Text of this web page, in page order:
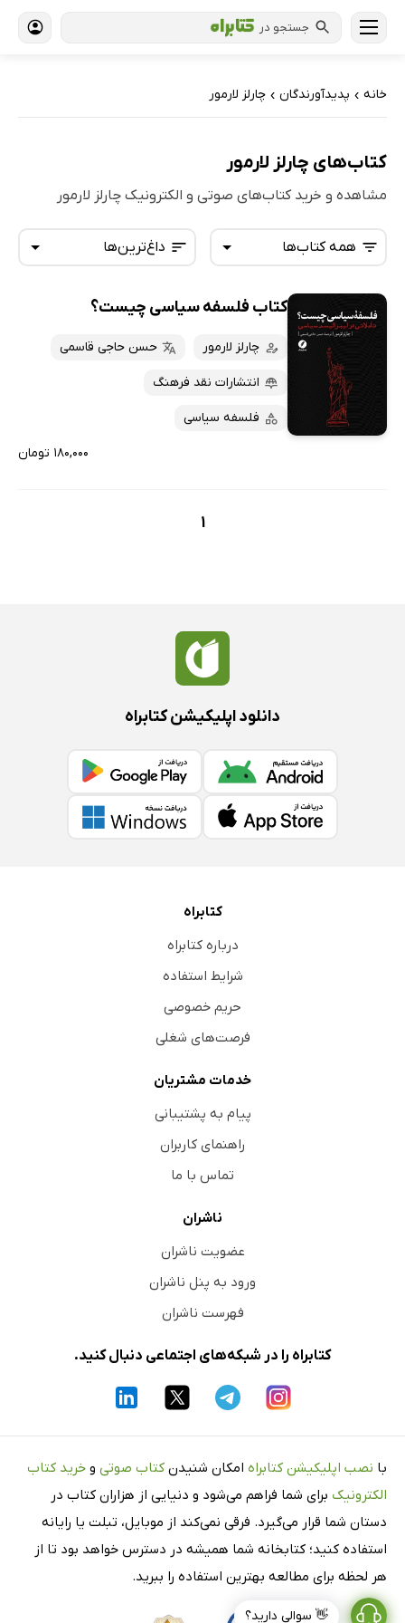
جستجو در
خانه › پدیدآورندگان › چارلز لارمور
کتاب‌های چارلز لارمور
مشاهده و خرید کتاب‌های صوتی و الکترونیک چارلز لارمور
داغ‌ترین‌ها
تازه‌ها
داغ‌ترین‌ها
پرفروش‌ها
همه کتاب‌ها
همه کتاب‌ها
کتاب‌های صوتی
کتاب‌های متنی
کتاب فلسفه سیاسی چیست؟
چارلز لارمور حسن حاجی قاسمی
انتشارات نقد فرهنگ
فلسفه سیاسی
۱۸۰,۰۰۰ تومان
1
👋 سوالی دارید؟
دانلود اپلیکیشن کتابراه
کتابراه
درباره کتابراه
شرایط استفاده
حریم خصوصی
فرصت‌های شغلی
خدمات مشتریان
پیام به پشتیبانی
راهنمای کاربران
تماس با ما
ناشران
عضویت ناشران
ورود به پنل ناشران
فهرست ناشران
کتابراه را در شبکه‌های اجتماعی دنبال کنید.
با نصب اپلیکیشن کتابراه امکان شنیدن کتاب صوتی و خرید کتاب
الکترونیک برای شما فراهم می‌شود و دنیایی از هزاران کتاب در
دستان شما قرار می‌گیرد. فرقی نمی‌کند از موبایل، تبلت یا رایانه
استفاده کنید؛ کتابخانه شما همیشه در دسترس خواهد بود تا از
هر لحظه برای مطالعه بهترین استفاده را ببرید.